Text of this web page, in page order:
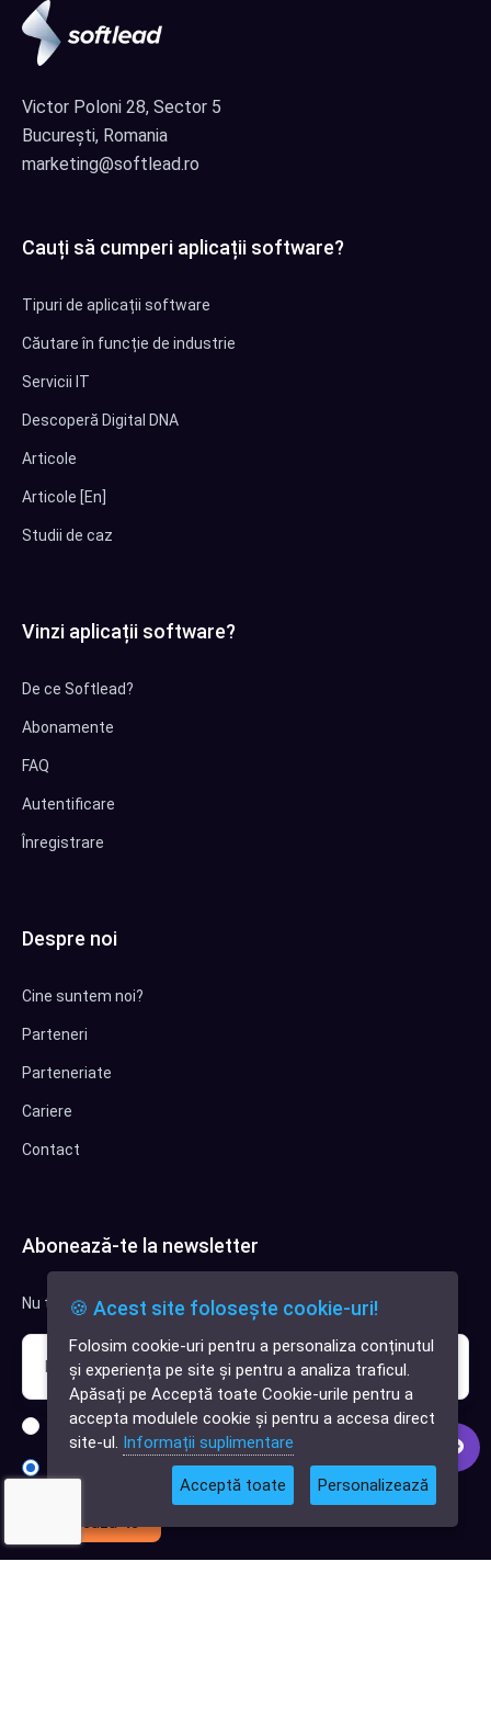
✕
Cauți o aplicație
software?
Victor Poloni 28, Sector 5
București, Romania
marketing@softlead.ro
Cauți să cumperi aplicații software?
Tipuri de aplicații software
Căutare în funcție de industrie
Servicii IT
Descoperă Digital DNA
Articole
Articole [En]
Studii de caz
Vinzi aplicații software?
De ce Softlead?
Abonamente
FAQ
Autentificare
Înregistrare
Despre noi
Cine suntem noi?
Parteneri
Parteneriate
Cariere
Contact
Abonează-te la newsletter
Nu trimitem spam, deci nu îți face griji.
Sunt interesat de clienți pentru compania mea IT
Sunt interesat de achiziții software
Abonează-te
🍪 Acest site folosește cookie-uri!
Folosim cookie-uri pentru a personaliza conținutul
și experiența pe site și pentru a analiza traficul.
Apăsați pe Acceptă toate Cookie-urile pentru a
accepta modulele cookie și pentru a accesa direct
site-ul. Informații suplimentare
Acceptă toate Personalizează